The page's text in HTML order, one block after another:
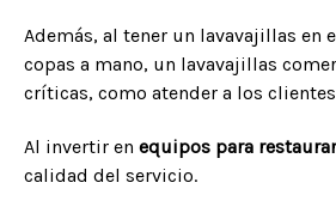
Además, al tener un lavavajillas en
copas a mano, un lavavajillas
críticas, como atender a los
Al invertir en equipos para
calidad del servicio.